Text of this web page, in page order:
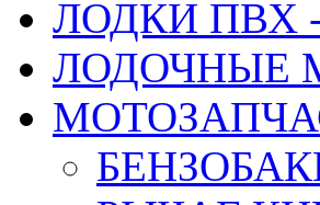
ЛОДКИ ПВХ
ЛОДОЧНЫЕ